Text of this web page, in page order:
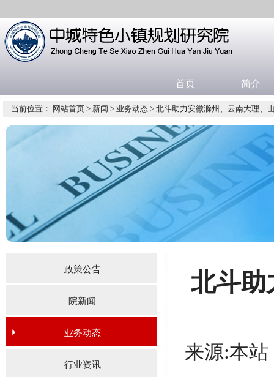
首页 简介
当前位置： 网站首页 > 新闻 > 业务动态 > 北斗助力安徽滁州、云南大理、
政策公告
院新闻
业务动态
行业资讯
北斗助
来源:本